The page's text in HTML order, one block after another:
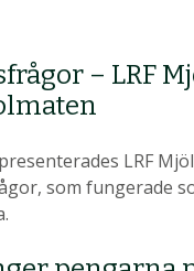
– LRF
LRF
som fungerade